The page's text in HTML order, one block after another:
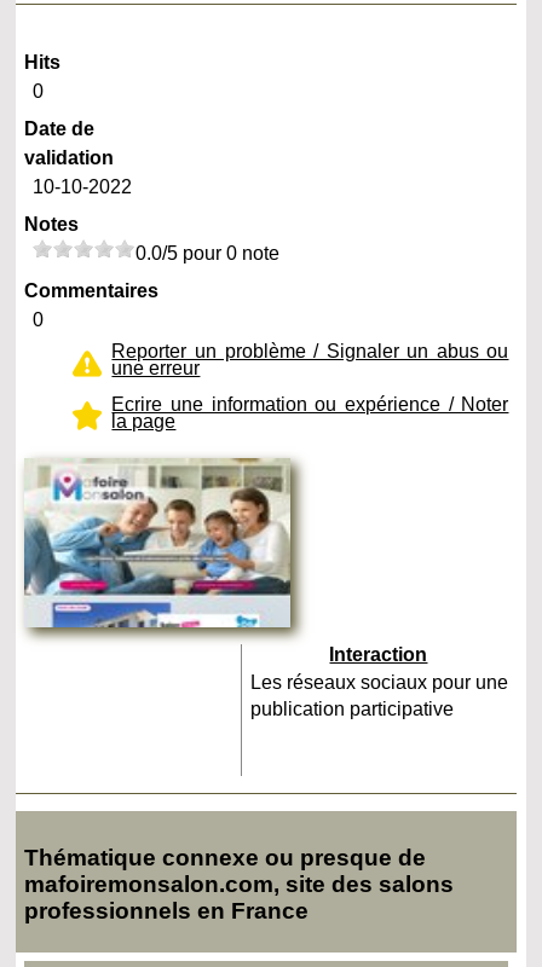
Hits
0
Date de
validation
10-10-2022
Notes
0.0/5 pour 0 note
Commentaires
0
Reporter un problème / Signaler un abus ou
une erreur
Ecrire une information ou expérience / Noter
la page
Interaction
Les réseaux sociaux pour une
publication participative
Thématique connexe ou presque de
mafoiremonsalon.com, site des salons
professionnels en France